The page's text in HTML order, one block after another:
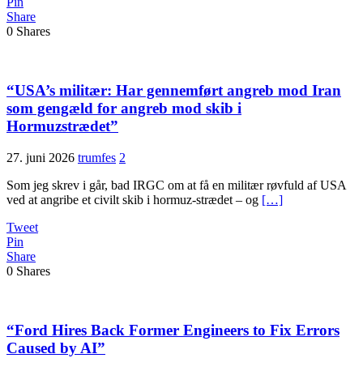
Share
0 Shares
“USA’s militær: Har gennemført angreb mod Iran
som gengæld for angreb mod skib i
Hormuzstrædet”
27. juni 2026 trumfes 2
Som jeg skrev i går, bad IRGC om at få en militær røvfuld af USA
ved at angribe et civilt skib i hormuz-strædet – og […]
Tweet
Pin
Share
0 Shares
“Ford Hires Back Former Engineers to Fix Errors
Caused by AI”